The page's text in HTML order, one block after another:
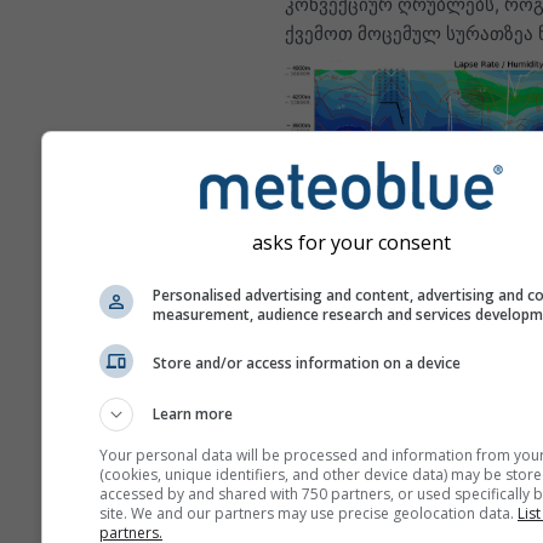
ქვემოთ მოცემულ სურათზეა
პირობების მაგალითი,
(ნამიბია) — მსოფლიოში
არ შეინიშნება, მაგრამ
მსგავს, თუმცა უფრო დაბალ
სიმაღლემდე მისაღწევ
asks for your consent
Personalised advertising and content, advertising and
measurement, audience research and services
Store and/or access information on a device
Learn more
Your personal data will be processed and information from
(cookies, unique identifiers, and other device data) may be
accessed by and shared with 750 partners, or used specifically
site. We and our partners may use precise geolocation data.
partners.